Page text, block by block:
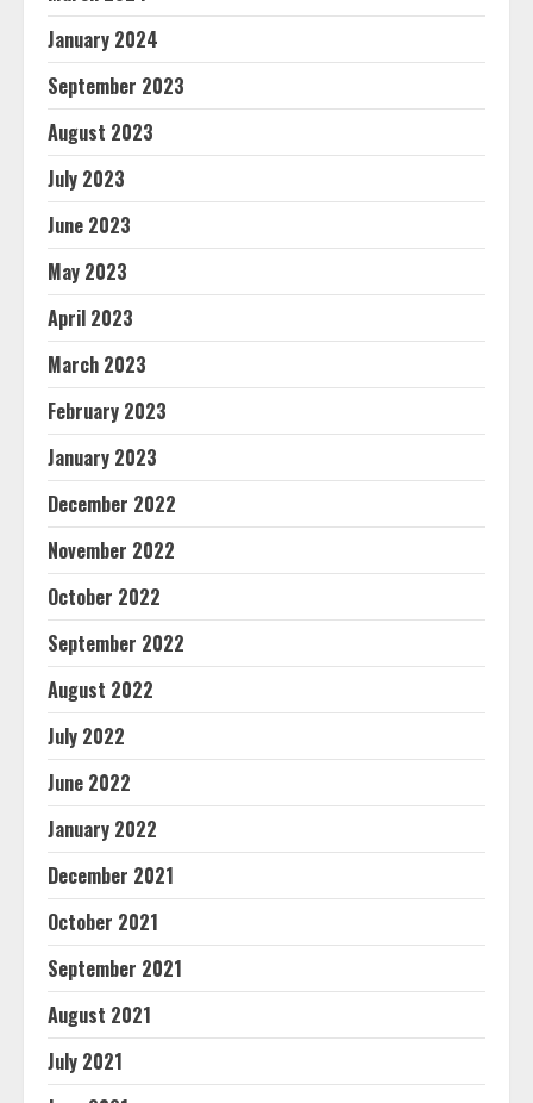
January 2024
September 2023
August 2023
July 2023
June 2023
May 2023
April 2023
March 2023
February 2023
January 2023
December 2022
November 2022
October 2022
September 2022
August 2022
July 2022
June 2022
January 2022
December 2021
October 2021
September 2021
August 2021
July 2021